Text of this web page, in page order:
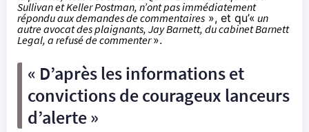
Sullivan et Keller Postman, n’ont pas immédiatement
répondu aux demandes de commentaires », et qu’« un
autre avocat des plaignants, Jay Barnett, du cabinet Barnett
Legal, a refusé de commenter».
« D’après les informations et
convictions de courageux lanceurs
d’alerte »